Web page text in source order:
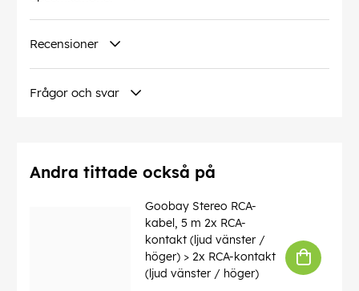
Kabelhölje Diameter: 6 mm
Antal skärm : 2 x
Kontakt: EIA/TIA-568 B
Märkningar
Drifttemperatur från
Material kabelmantel: LSZH
: CU (koppar)
LSZH överensstämmer: ja
4040849682797
Recensioner
Frågor och svar
Andra tittade också på
Goobay Stereo RCA-
kabel, 5 m 2x RCA-
kontakt (ljud vänster /
höger) > 2x RCA-kontakt
(ljud vänster / höger)